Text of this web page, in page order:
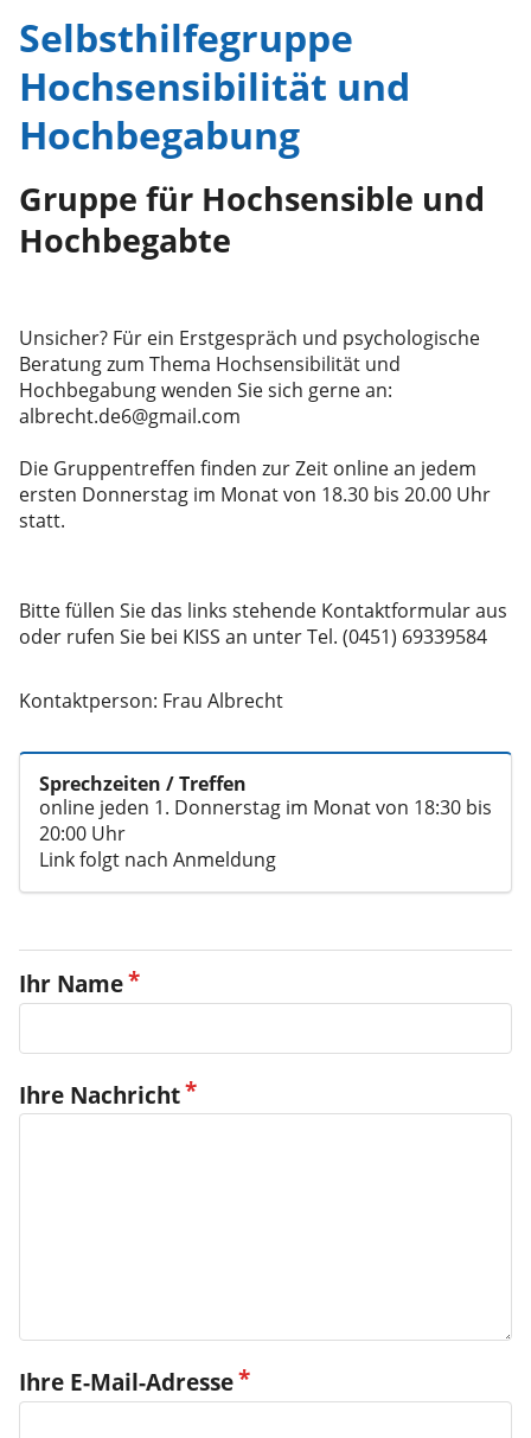
Ihr Name
Ihre Nachricht
Ihre E-Mail-Adresse
Selbsthilfegruppe
Hochsensibilität und
Hochbegabung
Gruppe für Hochsensible und
Hochbegabte
Unsicher? Für ein Erstgespräch und psychologische
Beratung zum Thema Hochsensibilität und
Hochbegabung wenden Sie sich gerne an:
albrecht.de6@gmail.com
Die Gruppentreffen finden zur Zeit online an jedem
ersten Donnerstag im Monat von 18.30 bis 20.00 Uhr
Bitte füllen Sie das links stehende Kontaktformular aus
Kontaktperson: Frau Albrecht
Sprechzeiten / Treffen
online jeden 1. Donnerstag im Monat von 18:30 bis
20:00 Uhr
Link folgt nach Anmeldung